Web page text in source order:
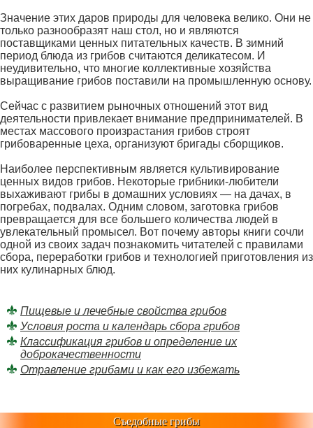
Значение этих даров природы для человека велико. Они не
только разнообразят наш стол, но и являются
поставщиками ценных питательных качеств. В зимний
период блюда из грибов считаются деликатесом. И
неудивительно, что многие коллективные хозяйства
выращивание грибов поставили на промышленную основу.
Сейчас с развитием рыночных отношений этот вид
деятельности привлекает внимание предпринимателей. В
местах массового произрастания грибов строят
грибоваренные цеха, организуют бригады сборщиков.
Наиболее перспективным является культивирование
ценных видов грибов. Некоторые грибники-любители
выхаживают грибы в домашних условиях — на дачах, в
погребах, подвалах. Одним словом, заготовка грибов
превращается для все большего количества людей в
увлекательный промысел. Вот почему авторы книги сочли
одной из своих задач познакомить читателей с правилами
сбора, переработки грибов и технологией приготовления из
них кулинарных блюд.
Пищевые и лечебные свойства грибов
Условия роста и календарь сбора грибов
Классификация грибов и определение их
доброкачественности
Отравление грибами и как его избежать
Съедобные грибы